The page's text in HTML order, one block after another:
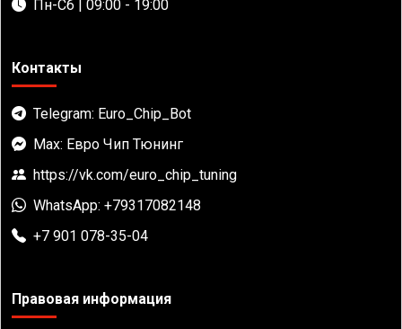
Пн-Сб | 09:00 - 19:00
Контакты
Telegram: Euro_Chip_Bot
Max: Евро Чип Тюнинг
https://vk.com/euro_chip_tuning
WhatsApp: +79317082148
+7 901 078-35-04
Правовая информация